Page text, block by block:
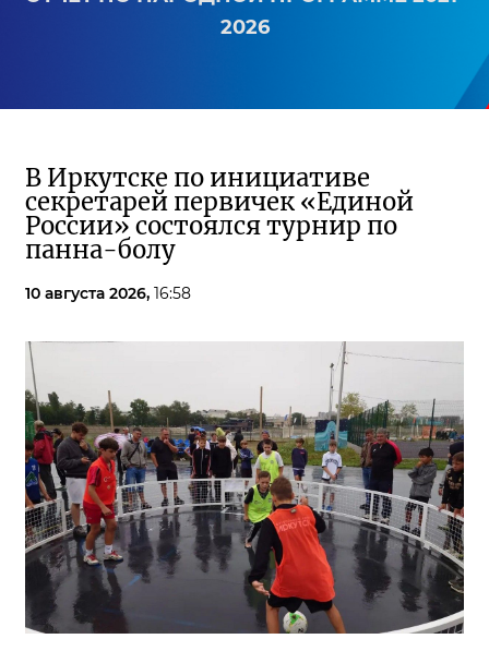
2026
В Иркутске по инициативе
секретарей первичек «Единой
России» состоялся турнир по
панна-болу
10 августа 2026, 16:58